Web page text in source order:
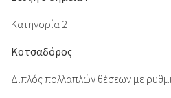
Κατηγορία 2
Κοτσαδόρος
Διπλός πολλαπλών θέσεων με